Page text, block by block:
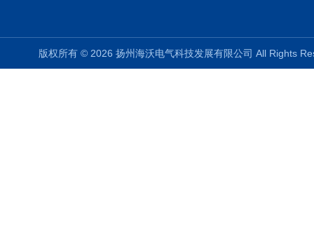
版权所有 © 2026 扬州海沃电气科技发展有限公司 All